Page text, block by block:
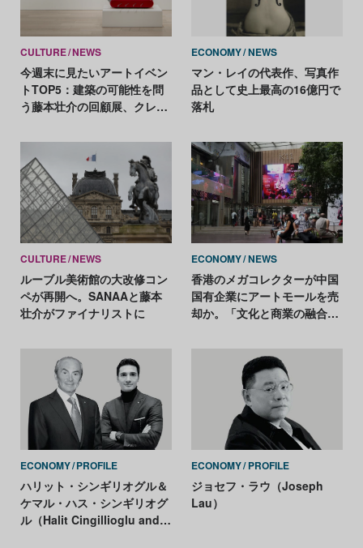
CULTURE NEWS
今週末に見たいアートイベン
トTOP5：建築の可能性を問
う藤本壮介の回顧展、クレ
版画が一堂に
ECONOMY NEWS
マン・レイの代表作、写真作
品として史上最高の16億円で
落札
CULTURE NEWS
ルーブル美術館の大改修コン
ペが再開へ。SANAAと藤本
壮介がファイナリストに
ECONOMY NEWS
香港のメガコレクターが中国
国有企業にアートモールを売
却か。「文化と商業の融合ビ
ECONOMY PROFILE
ハリット・シンギリオグル＆
ケマル・ハス・シンギリオグ
ル（Halit Cingillioglu and
ECONOMY PROFILE
ジョセフ・ラウ（Joseph
Lau）